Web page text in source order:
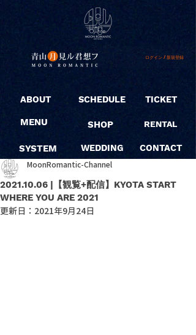
ログイン / 新規登録
ABOUT
MENU
SYSTEM
SCHEDULE
SHOP
WEDDING
TICKET
RENTAL
CONTACT
2021.10.06 |【観覧+配信】KYOTA START
WHERE YOU ARE 2021
MoonRomantic-Channel
更新日： 2021年9月24日